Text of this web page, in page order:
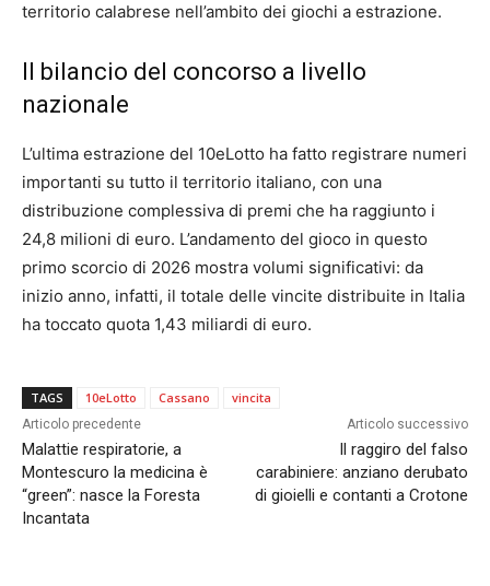
territorio calabrese nell’ambito dei giochi a estrazione.
Il bilancio del concorso a livello
nazionale
L’ultima estrazione del 10eLotto ha fatto registrare numeri
importanti su tutto il territorio italiano, con una
distribuzione complessiva di premi che ha raggiunto i
24,8 milioni di euro. L’andamento del gioco in questo
primo scorcio di 2026 mostra volumi significativi: da
inizio anno, infatti, il totale delle vincite distribuite in Italia
ha toccato quota 1,43 miliardi di euro.
TAGS 10eLotto Cassano vincita
Articolo precedente
Malattie respiratorie, a
Montescuro la medicina è
“green”: nasce la Foresta
Incantata
Articolo successivo
Il raggiro del falso
carabiniere: anziano derubato
di gioielli e contanti a Crotone